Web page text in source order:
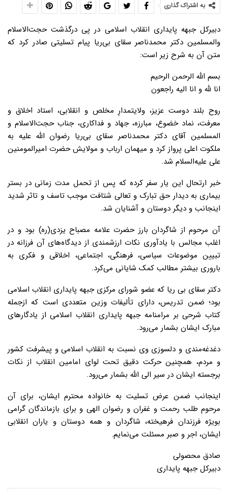
به اشتراک گذاری
دبیرکل جبهه پایداری انقلاب اسلامی در پی درگذشت حجت‌الاسلام
والمسلمین دکتر محمدناصر سقای بی‌ریا پیام تسلیتی صادر کرد که
متن آن به شرح زیر است:
بسم الله الرحمن الرحیم
انا لله و انا الیه راجعون
روح بلند دوست عزیز، ولایتمدارِ مخلص و انقلابی، استاد اخلاق و
معرفت، نماد خضوع، مبارزه، جهاد و فداکاری، جناب حجت‌الاسلام و
المسلمین آقای دکتر محمدناصر سقای بی‌ریا رضوان الله علیه به
ملکوت اعلی پرواز کرد و میهمان ارباب و مولایش حضرت امیرالمومنین
علی علیه‌السلام شد.
خبر ارتحال این یار سفر کرده که پس از تحمل مدت زمانی در بستر
بیماری به دیدار حق تبارک و تعالی شتافت موجب تاسف و تاثر شدید
اینجانب و دیگر دوستان و آشنایان شد.
آن مرحوم از شاگردان بارز حضرت علامه مصباح یزدی(ره) بود و در
اغلب مجالس با یادآوری نکات ارزشمندی از دیدگاه‌های آن فرزانه در
تبیین موضوعات سیاسی، فرهنگی، اجتماعی، اخلاقی و فکری به
باروری بیشتر مطالب کمک شایانی می‌کرد.
دکتر سقای بی ریا که عضو شورای مرکزی جبهه پایداری انقلاب اسلامی
بود؛ ضمن تدریس، دارای تألیفات وزین متعددی است که ازجمله
کتاب شرحی بر مرامنامه جبهه پایداری انقلاب اسلامی از یادگارهای
مبارک ایشان بشمار می‌رود.
دغدغه‌مندی و دلسوزی وی نسبت به انقلاب اسلامی و پیشرفت کشور
و مردم، همچنین حرکت دقیق تحت لوای امامین انقلاب از نکات
برجسته ایشان در سیر الی الله بشمار می‌رود.
اینجانب ضمن عرض تسلیت به خانواده محترم ایشان، برای آن
مرحوم طلب رحمت و غفران و رضوان الهی و برای بازماندگان گرامی
بویژه فرزندان فرهیخته، شاگردان و همه دوستان و یاران انقلابی
ایشان، اجر و صبر مسئلت می‌نمایم.
صادق محصولی
دبیرکل جبهه پایداری